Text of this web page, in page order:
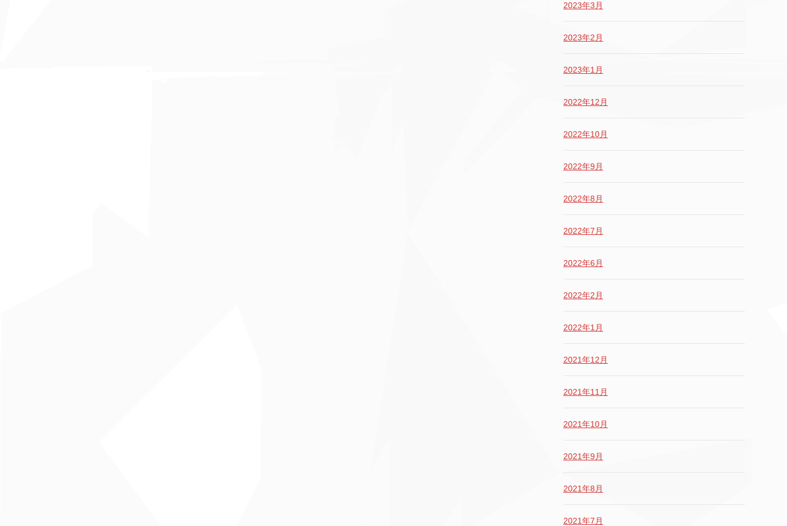
2023年3月
2023年2月
2023年1月
2022年12月
2022年10月
2022年9月
2022年8月
2022年7月
2022年6月
2022年2月
2022年1月
2021年12月
2021年11月
2021年10月
2021年9月
2021年8月
2021年7月